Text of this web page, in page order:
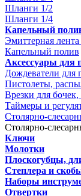
Шланги 1/2
Шланги 1/4
Капельный
Эмиттерная
Капельный полив
Аксессуары для
Дождеватели для
Пистолеты,
Врезки для
Таймеры и
Столярно-
Столярно-
Ключи
Молотки
Плоскогубцы,
Степлера и
Наборы
Отвертки